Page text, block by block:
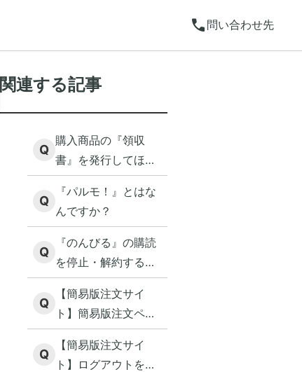
call 問い合わせ先
関連する記事
Q
購入商品の『領収
書』を発行してほし
いです（通常のカタ
ログ注文、ギフトな
ど）
Q
『パルモ！』とはな
んですか？
Q
『のんびる』の購読
を停止・解約するに
は？
Q
【簡易版注文サイ
ト】簡易版注文ペー
ジとは何ですか？
Q
【簡易版注文サイ
ト】ログアウトをす